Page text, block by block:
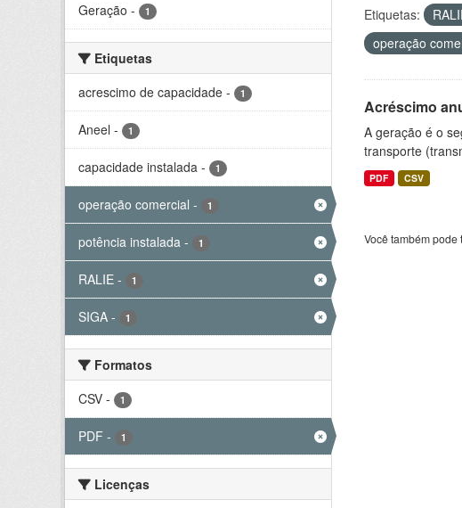
Geração - 1
Etiquetas
acrescimo de capacidade - 1
Aneel - 1
capacidade instalada - 1
operação comercial - 1
potência instalada - 1
RALIE - 1
SIGA - 1
Formatos
CSV - 1
PDF - 1
Licenças
Etiquetas:
operação
Acréscimo
A geração é o
transporte
PDF CSV
Você também pode